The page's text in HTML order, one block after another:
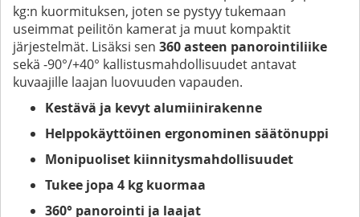
kg:n kuormituksen, joten se pystyy tukemaan
useimmat peilitön kamerat ja muut kompaktit
järjestelmät. Lisäksi sen 360 asteen panorointiliike
sekä -90°/+40° kallistusmahdollisuudet antavat
kuvaajille laajan luovuuden vapauden.
Kestävä ja kevyt alumiinirakenne
Helppokäyttöinen ergonominen säätönuppi
Monipuoliset kiinnitysmahdollisuudet
Tukee jopa 4 kg kuormaa
360° panorointi ja laajat